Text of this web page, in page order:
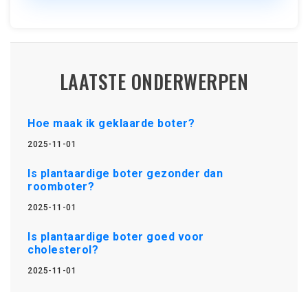
LAATSTE ONDERWERPEN
Hoe maak ik geklaarde boter?
2025-11-01
Is plantaardige boter gezonder dan
roomboter?
2025-11-01
Is plantaardige boter goed voor
cholesterol?
2025-11-01